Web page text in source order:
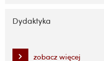
Dydaktyka
zobacz więcej